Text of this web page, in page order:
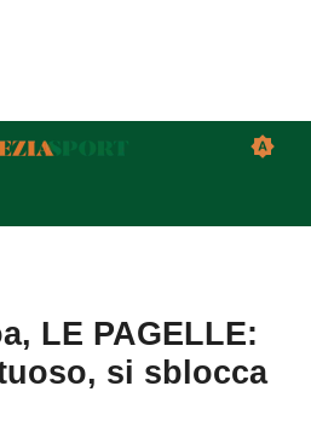
LE PAGELLE:
si sblocca